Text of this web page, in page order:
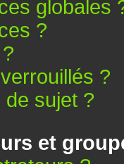
globales
?
?
sujet ?
et